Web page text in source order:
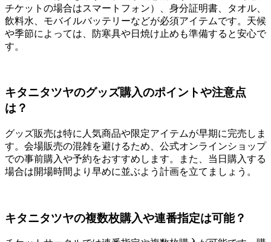
チケットの場合はスマートフォン）、身分証明書、タオル、
飲料水、モバイルバッテリーなどが必須アイテムです。天候
や季節によっては、防寒具や日焼け止めも準備すると安心で
す。
キタニタツヤのグッズ購入のポイントや注意点
は？
グッズ販売は特に人気商品や限定アイテムが早期に完売しま
す。会場販売の混雑を避けるため、公式オンラインショップ
での事前購入や予約をおすすめします。また、当日購入する
場合は開場時間より早めに並ぶよう計画を立てましょう。
キタニタツヤの複数枚購入や連番指定は可能？